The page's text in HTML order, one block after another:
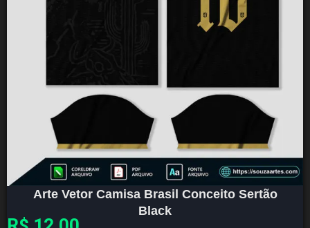
Arte Vetor Camisa Brasil Conceito Sertão
Black